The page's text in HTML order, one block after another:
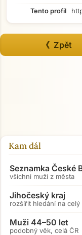
Tento profil
《 Zpět
Kam dál
Seznamka České
všichni muži z města
Jihočeský kraj
rozšířit hledání na celý
Muži 44–50 let
podobný věk, celá ČR